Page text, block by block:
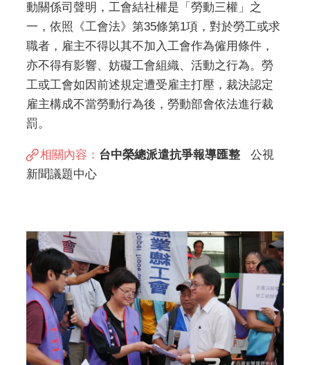
動關係司聲明，工會結社權是「勞動三權」之
一，依照《工會法》第35條第1項，對於勞工或求
職者，雇主不得以其不加入工會作為僱用條件，
亦不得有影響、妨礙工會組織、活動之行為。勞
工或工會如因前述規定遭受雇主打壓，裁決認定
雇主構成不當勞動行為後，勞動部會依法進行裁
罰。
相關內容： 台中榮總派遣抗爭報導匯整
公視
新聞議題中心